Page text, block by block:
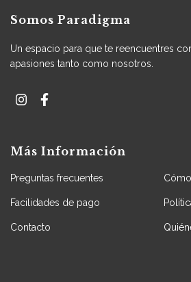
Somos Paradigma
Un espacio para que te reencuentres
apasiones tanto como nosotros.
Más Información
Preguntas frecuentes
Facilidades de pago
Contacto